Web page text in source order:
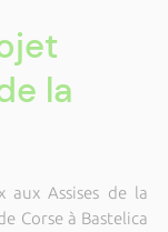
la
aux Assises de la
Corse à Bastelica